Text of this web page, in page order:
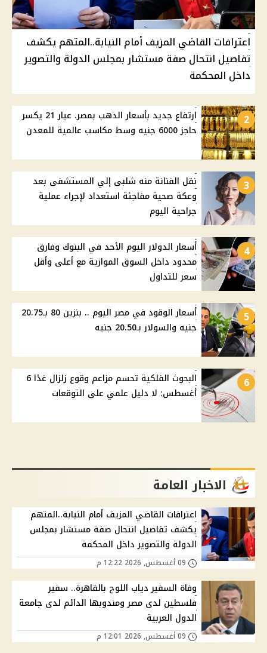
اعترافات القاضي المزيف أمام النيابة..المتهم يكشف
تفاصيل انتحال صفة مستشار بمجلس الدولة والتصوير
داخل المحكمة
2
ارتفاع جديد بأسعار الذهب بمصر. عيار 21 يكسر
حاجز 6000 جنيه وسط مكاسب عالمية للمعدن
3
نقل الفنانة منه شلبى إلي المستشفى بعد
وعكة صحية مفاجئة استعداد لإجراء عملية
جراحية اليوم
4
أسعار الدولار اليوم الأحد في البنوك وفارق
محدود داخل السوق الموازية مع أعلى وأقل
سعر للتداول
5
أسعار الوقود في مصر اليوم .. بنزين 80 بـ20.75
جنيه والسولار بـ20.50 جنيه
6
البحوث الفلكية تحسم مزاعم وقوع زلزال غدًا 6
أغسطس: لا دليل علمي على التوقعات
الاخبار العامة
اعترافات القاضي المزيف أمام النيابة..المتهم
يكشف تفاصيل انتحال صفة مستشار بمجلس
الدولة والتصوير داخل المحكمة
وفاة السفير دياب اللوح بالقاهرة.. سفير
فلسطين لدى مصر ومندوبها الدائم لدى جامعة
الدول العربية